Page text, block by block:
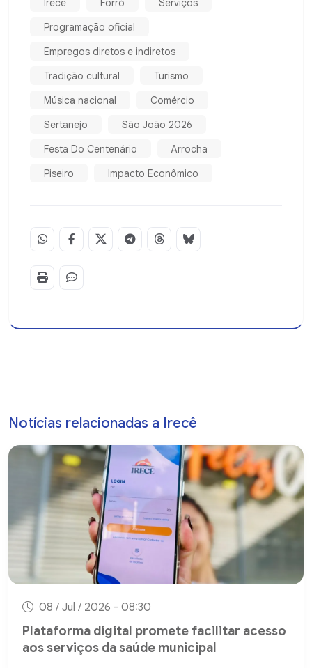
Irecê Forró
Serviços
Programação oficial
Empregos diretos e indiretos
Tradição cultural
Turismo
Música nacional
Comércio
Sertanejo
São João 2026
Festa Do Centenário
Arrocha
Piseiro
Impacto Econômico
Notícias relacionadas a Irecê
08 / Jul / 2026 - 08:30
Plataforma digital promete facilitar acesso
aos serviços da saúde municipal